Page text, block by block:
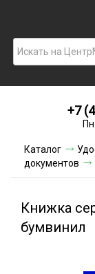
+7
Каталог
документов
Книжка
бумвинил